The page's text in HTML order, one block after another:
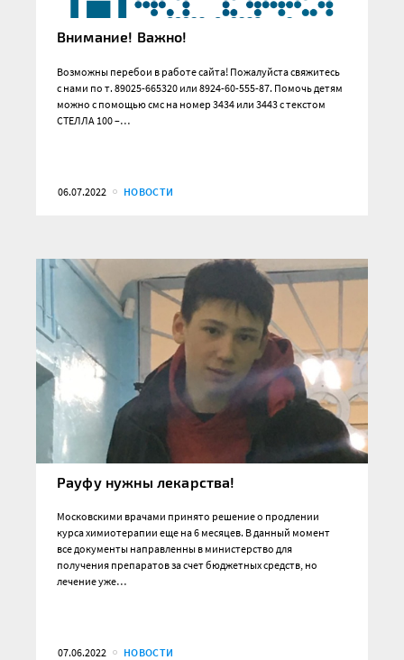
Внимание! Важно!
Возможны перебои в работе сайта! Пожалуйста свяжитесь
с нами по т. 89025-665320 или 8924-60-555-87. Помочь детям
можно с помощью смс на номер 3434 или 3443 с текстом
СТЕЛЛА 100 –…
06.07.2022 НОВОСТИ
Рауфу нужны лекарства!
Московскими врачами принято решение о продлении
курса химиотерапии еще на 6 месяцев. В данный момент
все документы направленны в министерство для
получения препаратов за счет бюджетных средств, но
лечение уже…
07.06.2022 НОВОСТИ